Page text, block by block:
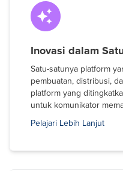
Inovasi dalam
Satu-satunya platform
pembuatan, distribusi,
platform yang
untuk komunikator
Pelajari Lebih Lanjut